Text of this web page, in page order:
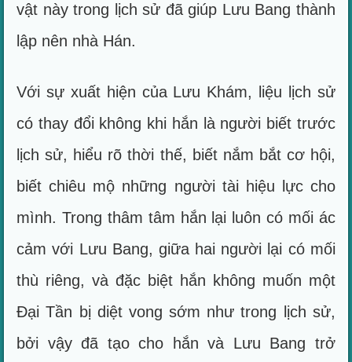
vật này trong lịch sử đã giúp Lưu Bang thành
lập nên nhà Hán.
Với sự xuất hiện của Lưu Khám, liệu lịch sử
có thay đổi không khi hắn là người biết trước
lịch sử, hiểu rõ thời thế, biết nắm bắt cơ hội,
biết chiêu mộ những người tài hiệu lực cho
mình. Trong thâm tâm hắn lại luôn có mối ác
cảm với Lưu Bang, giữa hai người lại có mối
thù riêng, và đặc biệt hắn không muốn một
Đại Tần bị diệt vong sớm như trong lịch sử,
bởi vậy đã tạo cho hắn và Lưu Bang trở